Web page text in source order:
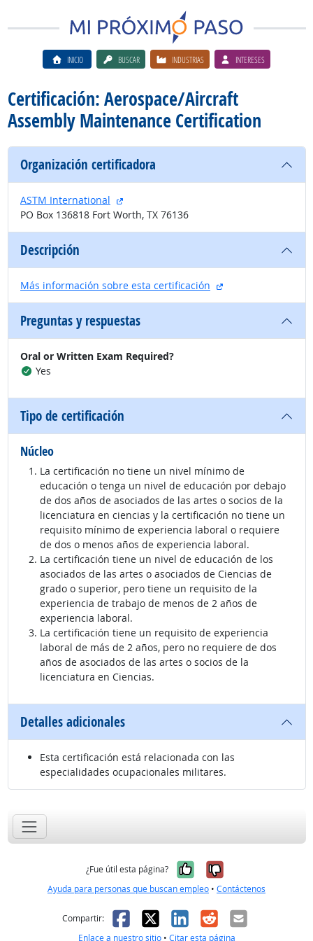
INICIO BUSCAR INDUSTRIAS INTERESES
Certificación: Aerospace/Aircraft
Assembly Maintenance Certification
Organización certificadora
ASTM International
sitio externo
PO Box 136818 Fort Worth, TX 76136
Descripción
Más información sobre esta certificación sitio externo
Preguntas y respuestas
Oral or Written Exam Required?
Yes
Tipo de certificación
Núcleo
La certificación no tiene un nivel mínimo de
educación o tenga un nivel de educación por debajo
de dos años de asociados de las artes o socios de la
licenciatura en ciencias y la certificación no tiene un
requisito mínimo de experiencia laboral o requiere
de dos o menos años de experiencia laboral.
La certificación tiene un nivel de educación de los
asociados de las artes o asociados de Ciencias de
grado o superior, pero tiene un requisito de la
experiencia de trabajo de menos de 2 años de
experiencia laboral.
La certificación tiene un requisito de experiencia
laboral de más de 2 años, pero no requiere de dos
años de asociados de las artes o socios de la
licenciatura en Ciencias.
Detalles adicionales
Esta certificación está relacionada con las
especialidades ocupacionales militares.
¿Fue útil esta página? Sí, fue útil
No, no fue
Ayuda para personas que buscan empleo • Contáctenos
Compartir: Facebook
X LinkedIn
RedditCorreo
Enlace a nuestro sitio• Citar esta página